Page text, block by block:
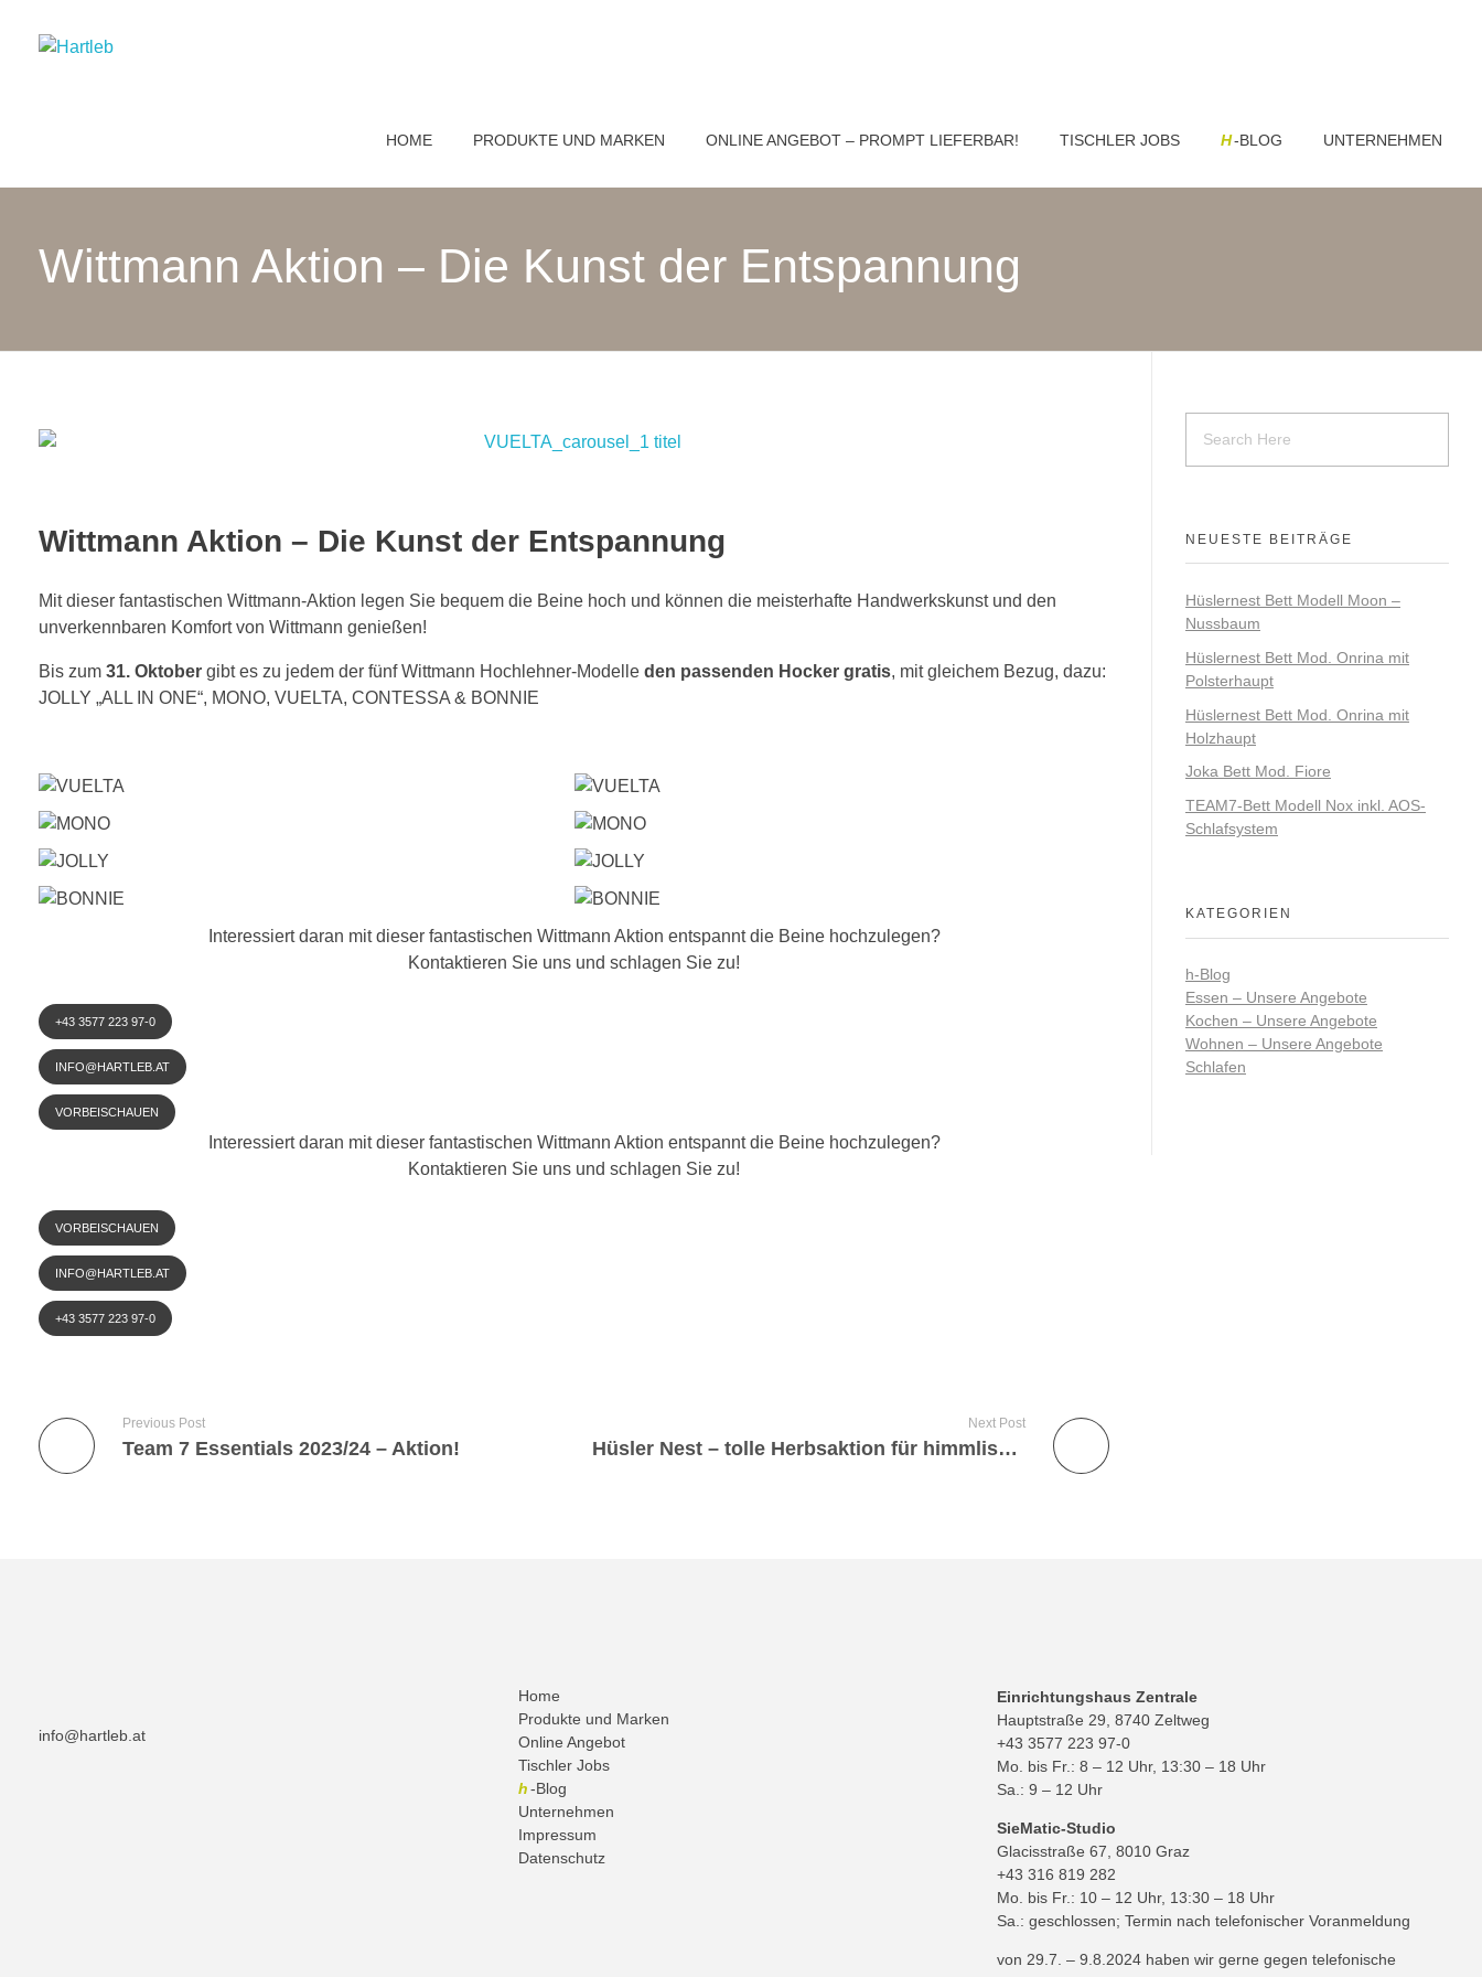
HOME PRODUKTE UND MARKEN ONLINE ANGEBOT – PROMPT LIEFERBAR! TISCHLER JOBS H-BLOG UNTERNEHMEN
Wittmann Aktion – Die Kunst der Entspannung
Wittmann Aktion – Die Kunst der Entspannung
Mit dieser fantastischen Wittmann-Aktion legen Sie bequem die Beine hoch und können die meisterhafte Handwerkskunst und den
unverkennbaren Komfort von Wittmann genießen!
Bis zum 31. Oktober gibt es zu jedem der fünf Wittmann Hochlehner-Modelle den passenden Hocker gratis, mit gleichem Bezug, dazu:
JOLLY „ALL IN ONE“, MONO, VUELTA, CONTESSA & BONNIE
Interessiert daran mit dieser fantastischen Wittmann Aktion entspannt die Beine hochzulegen?
Kontaktieren Sie uns und schlagen Sie zu!
+43 3577 223 97-0
INFO@HARTLEB.AT
VORBEISCHAUEN
Interessiert daran mit dieser fantastischen Wittmann Aktion entspannt die Beine hochzulegen?
Kontaktieren Sie uns und schlagen Sie zu!
VORBEISCHAUEN
INFO@HARTLEB.AT
+43 3577 223 97-0
Previous Post
Team 7 Essentials 2023/24 – Aktion!
Next Post
Hüsler Nest – tolle Herbsaktion für himmlischen Schlafkomfort!
NEUESTE BEITRÄGE
Hüslernest Bett Modell Moon –
Nussbaum
Hüslernest Bett Mod. Onrina mit
Polsterhaupt
Hüslernest Bett Mod. Onrina mit
Holzhaupt
Joka Bett Mod. Fiore
TEAM7-Bett Modell Nox inkl. AOS-
Schlafsystem
KATEGORIEN
h-Blog
Essen – Unsere Angebote
Kochen – Unsere Angebote
Wohnen – Unsere Angebote
Schlafen
info@hartleb.at
Home
Produkte und Marken
Online Angebot
Tischler Jobs
h-Blog
Unternehmen
Impressum
Datenschutz
Einrichtungshaus Zentrale
Hauptstraße 29, 8740 Zeltweg
+43 3577 223 97-0
Mo. bis Fr.: 8 – 12 Uhr, 13:30 – 18 Uhr
Sa.: 9 – 12 Uhr
SieMatic-Studio
Glacisstraße 67, 8010 Graz
+43 316 819 282
Mo. bis Fr.: 10 – 12 Uhr, 13:30 – 18 Uhr
Sa.: geschlossen; Termin nach telefonischer Voranmeldung
von 29.7. – 9.8.2024 haben wir gerne gegen telefonische